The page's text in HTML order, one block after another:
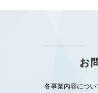
お
各事業内容につい